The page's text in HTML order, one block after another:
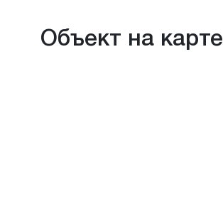
Объект на карте